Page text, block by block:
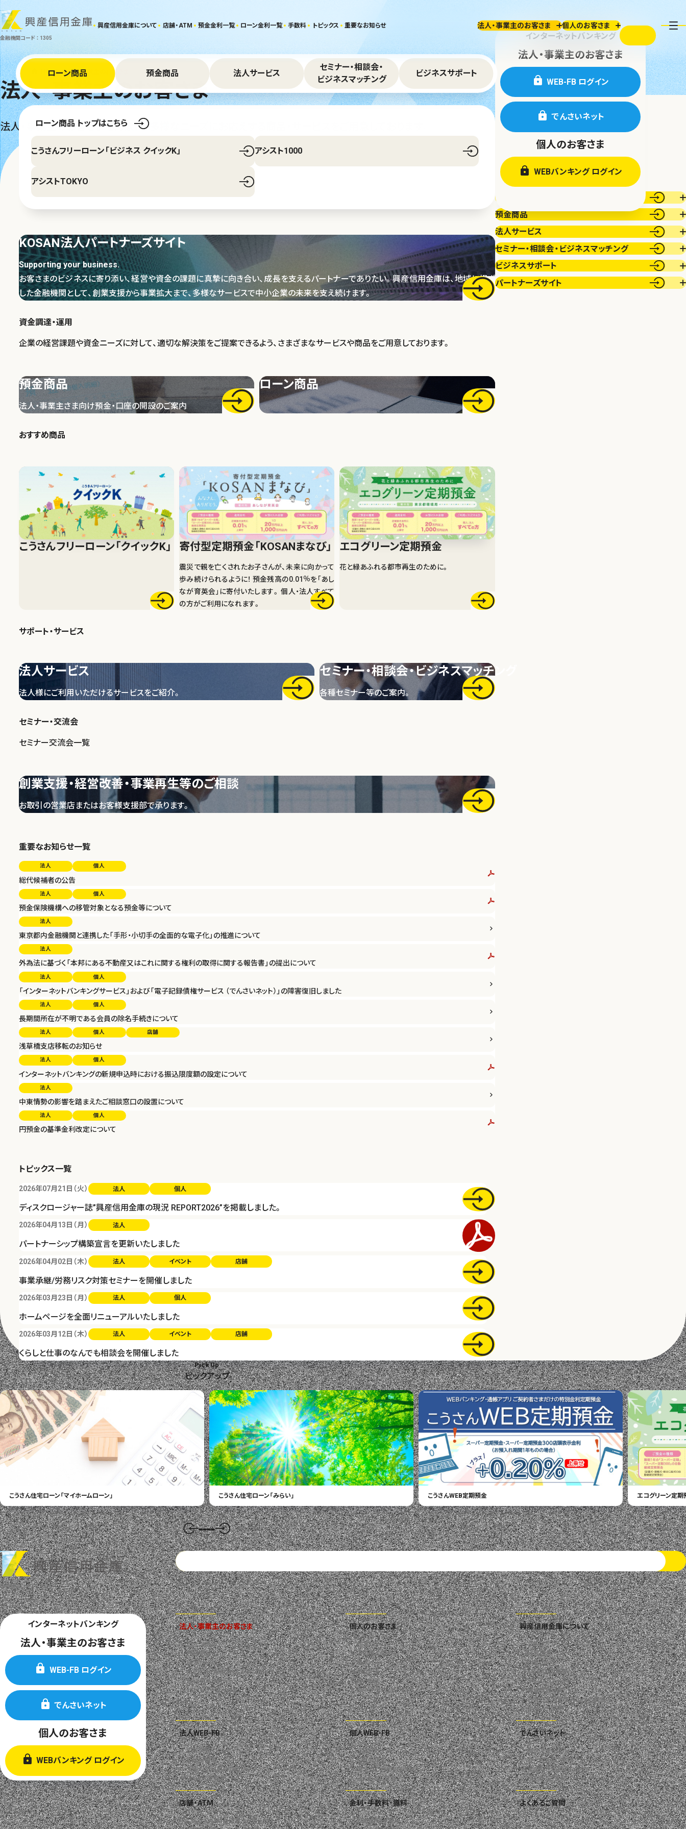
金融機関コード ： 1305
興産信用金庫について 店舗・ATM 預金金利一覧 ローン金利一覧 手数料 トピックス 重要なお知らせ 法人・事業主のお客さま 個人のお客さま
Pick Up
エコグリーン定期預金 寄付型定期預金「KOSANまなび」 NEXTステージ マル得ポイント定期預金
HOME 法人・事業主のお客さま
法人・事業主のお客さま
法人・事業主のお客さまを対象に、多様なニーズにお応えする商品・サービスをご用意しております。
ローン商品 預金商品 法人サービス
セミナー・相談会・
ビジネスマッチング
ビジネスサポート
ローン商品 トップはこちら
こうさんフリーローン 「ビジネス クイックK」 アシスト1000
アシストTOKYO
KOSAN法人パートナーズサイト
Supporting your business.
お客さまのビジネスに寄り添い、経営や資金の課題に真摯に向き合い、成長を支えるパートナーでありたい。興産信用金庫は、地域に根ざ
した金融機関として、創業支援から事業拡大まで、多様なサービスで中小企業の未来を支え続けます。
資金調達・運用
企業の経営課題や資金ニーズに対して、適切な解決策をご提案できるよう、さまざまなサービスや商品をご用意しております。
預金商品
法人・事業主さま向け預金・口座の開設のご案内
ローン商品
おすすめ商品
こうさんフリーローン「クイックK」 寄付型定期預金「KOSANまなび」
震災で親を亡くされたお子さんが、未来に向かって
歩み続けられるように！ 預金残高の0.01％を｢あし
なが育英会｣に寄付いたします。 個人・法人すべて
の方がご利用になれます。
エコグリーン定期預金
花と緑あふれる都市再生のために。
サポート・サービス
法人サービス
法人様にご利用いただけるサービスをご紹介。
セミナー・相談会・ビジネスマッチング
各種セミナー等のご案内。
セミナー・交流会
セミナー交流会一覧
創業支援・経営改善・事業再生等のご相談
お取引の営業店またはお客様支援部で承ります。
重要なお知らせ一覧
法人 個人
総代候補者の公告
法人 個人
預金保険機構への移管対象となる預金等について
法人
東京都内金融機関と連携した「手形・小切手の全面的な電子化」の推進について
法人
外為法に基づく「本邦にある不動産又はこれに関する権利の取得に関する報告書」の提出について
法人 個人
「インターネットバンキングサービス」および「電子記録債権サービス （でんさいネット）」の障害復旧しました
法人 個人
長期間所在が不明である会員の除名手続きについて
法人 個人 店舗
浅草橋支店移転のお知らせ
法人 個人
インターネットバンキングの新規申込時における振込限度額の設定について
法人
中東情勢の影響を踏まえたご相談窓口の設置について
法人 個人
円預金の基準金利改定について
トピックス一覧
2026年07月21日（火） 法人 個人
ディスクロージャー誌”興産信用金庫の現況 REPORT2026”を掲載しました。
2026年04月13日（月） 法人
パートナーシップ構築宣言を更新いたしました
2026年04月02日（木） 法人 イベント 店舗
事業承継/労務リスク対策セミナーを開催しました
2026年03月23日（月） 法人 個人
ホームページを全面リニューアルいたしました
2026年03月12日（木） 法人 イベント 店舗
くらしと仕事のなんでも相談会を開催しました
インターネットバンキング
法人・事業主のお客さま
WEB-FB ログイン
でんさいネット
個人のお客さま
WEBバンキング ログイン
ローン商品
預金商品
法人サービス
セミナー・相談会・ ビジネスマッチング
ビジネスサポート
パートナーズサイト
Pick Up
ピックアップ
こうさん住宅ローン「マイホームローン」 こうさん住宅ローン「みらい」 こうさんWEB定期預金 エコグリーン定期
金融機関コード ： 1305
インターネットバンキング
法人・事業主のお客さま
WEB-FB ログイン
でんさいネット
個人のお客さま
WEBバンキング ログイン
法人・事業主のお客さま
ローン商品
預金商品
法人サービス
セミナー・相談会・ビジネスマッチング
ビジネスサポート
パートナーズサイト
個人のお客さま
住宅ローン
その他のローン
あずける
そなえる
サービス
ローンシミュレーション
興産信用金庫について
ごあいさつ
経営理念
CIについて
KOSANの概要
ディスクロージャー
地域貢献活動
お客さま満足度向上への取組み
ポリシー関連
法人WEB-FB
ご利用ガイド
ご利用規定
安全なご利用のために
よくあるご質問
個人WEB-FB
ご利用ガイド
ご利用規定
安全なご利用のために
よくあるご質問
でんさいネット
操作マニュアル
サービスのご案内
安全なご利用のために
よくあるご質問
店舗・ATM
しんきんATMゼロネットサービス
金利・手数料・資料
預金金利一覧
よくあるご質問